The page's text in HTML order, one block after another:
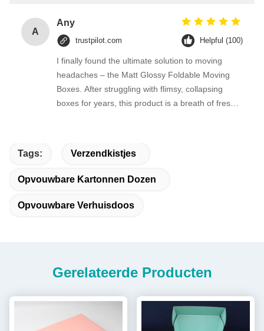
A
Any
trustpilot.com Helpful (100)
I finally found the ultimate solution to moving
headaches – the Matt Glossy Foldable Moving
Boxes. After struggling with flimsy, collapsing
boxes for years, this product is a breath of fresh
Tags: Verzendkistjes
Opvouwbare Kartonnen Dozen
Opvouwbare Verhuisdoos
Gerelateerde Producten